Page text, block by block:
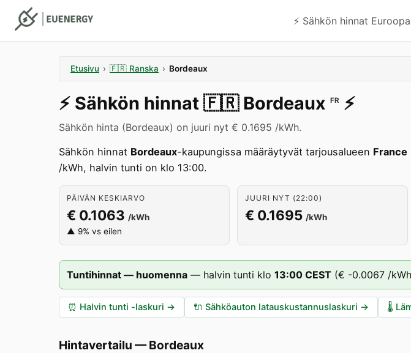
⚡️ Sähkön hinnat
Etusivu › 🇫🇷 Ranska › Bordeaux
⚡️ Sähkön hinnat 🇫🇷 Bordeaux FR ⚡️
Sähkön hinta (Bordeaux) on juuri nyt € 0.1695 /kWh.
Sähkön hinnat Bordeaux-kaupungissa määräytyvät tarjousalueen France
/kWh, halvin tunti on klo 13:00.
PÄIVÄN KESKIARVO
€ 0.1063 /kWh
▲ 9% vs eilen
JUURI NYT (22:00)
€ 0.1695 /kWh
Tuntihinnat — huomenna — halvin tunti klo 13:00 CEST (€ -0.0067 /
⏰ Halvin tunti -laskuri → 🔌 Sähköauton latauskustannuslaskuri → 🌡️
Hintavertailu —Bordeaux